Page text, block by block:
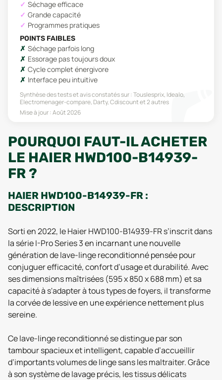
Séchage efficace
Grande capacité
Programmes pratiques
POINTS FAIBLES
Séchage parfois long
Essorage pas toujours doux
Cycle complet énergivore
Interface peu intuitive
Synthèse des tests et avis constatés sur :Touslesprix, Idealo,
Electromenager-compare, Darty, Cdiscountet 2 autres
Mise à jour :Août 2026
POURQUOI FAUT-IL ACHETER
LE HAIER HWD100-B14939-
FR ?
HAIER HWD100-B14939-FR :
DESCRIPTION
Sorti en 2022, le Haier HWD100-B14939-FR s’inscrit dans
la série I-Pro Series 3 en incarnant une nouvelle
génération de lave-linge reconditionné pensée pour
conjuguer efficacité, confort d’usage et durabilité. Avec
ses dimensions maîtrisées (595 x 850 x 688 mm) et sa
capacité à s'adapter à tous types de foyers, il transforme
la corvée de lessive en une expérience nettement plus
sereine.
Ce lave-linge reconditionné se distingue par son
tambour spacieux et intelligent, capable d’accueillir
d’importants volumes de linge sans les maltraiter. Grâce
à son système de lavage précis, les tissus délicats